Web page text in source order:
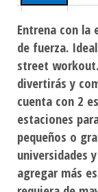
Entrena con la
de fuerza.
street
divertirás y
cuenta con 2
estaciones
pequeños o
universidades
agregar más